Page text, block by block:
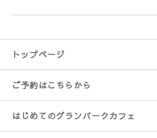
トップページ
ご予約はこちらから
はじめてのグランパークカフェ